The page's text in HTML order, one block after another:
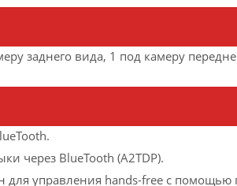
заднего вида, 1 под камеру
через BlueTooth (A2TDP).
управления hands-free с помощью